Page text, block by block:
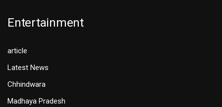
Entertainment
article
Latest News
Chhindwara
Madhaya Pradesh